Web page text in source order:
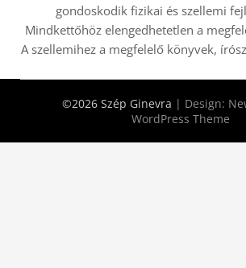
gondoskodik fizikai és szellemi
Mindkettőhöz elengedhetetlen a
A szellemihez a megfelelő könyvek,
©2026 Szép Ginevra | Design:
WordPress Theme